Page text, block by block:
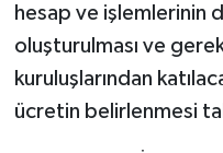
hesap ve işlemlerinin
oluşturulması ve
kuruluşlarından
ücretin belirlenmesi